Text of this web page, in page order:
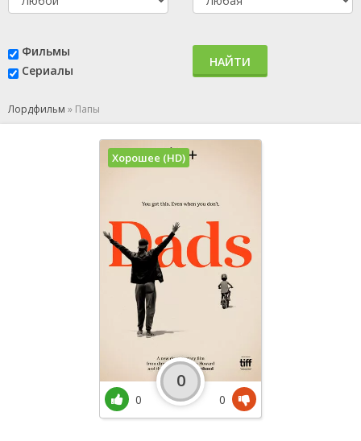
Фильмы
Сериалы
НАЙТИ
Лордфильм » Папы
Хорошее (HD)
0
0
0